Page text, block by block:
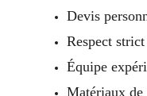
Devis
Respect
Équipe
Matériaux de